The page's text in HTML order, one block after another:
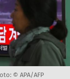
© APA/AFP